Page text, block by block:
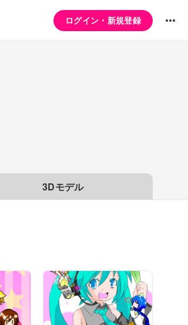
ログイン・新規登録
3Dモデル